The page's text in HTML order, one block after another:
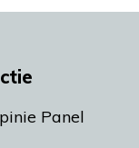
Panel